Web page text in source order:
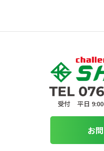
受付 平日
お